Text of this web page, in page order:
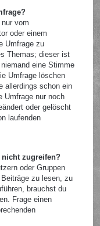
vom
oder einem
Umfrage zu
Themas; dieser ist
eine Stimme
Umfrage löschen
allerdings schon ein
Umfrage nur noch
oder gelöscht
laufenden
nicht zugreifen?
oder Gruppen
zu lesen, zu
brauchst du
Frage einen